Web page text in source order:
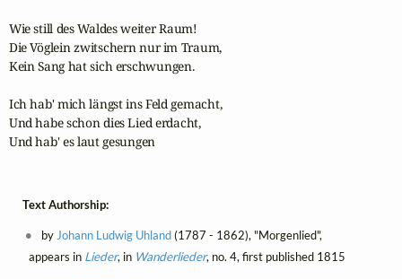
Wie still des Waldes weiter Raum!
Die Vöglein zwitschern nur im Traum,
Kein Sang hat sich erschwungen.
Ich hab' mich längst ins Feld gemacht,
Und habe schon dies Lied erdacht,
Und hab' es laut gesungen
Text Authorship:
by Johann Ludwig Uhland(1787 - 1862), "Morgenlied",
appears in Lieder, in Wanderlieder, no. 4, first published 1815